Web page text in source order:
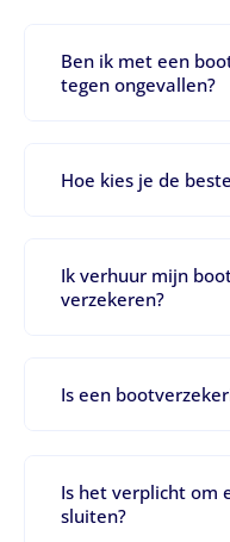
Ben ik met een
tegen ongevallen?
Hoe kies je de
Ik verhuur mijn
verzekeren?
Is een
Is het verplicht om
sluiten?